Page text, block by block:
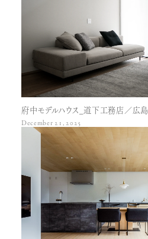
府中モデルハウス_道下工務店／広島
December 21, 2025